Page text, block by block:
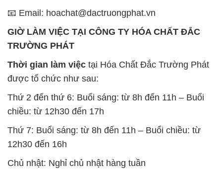
📧 Email: hoachat@dactruongphat.vn
GIỜ LÀM VIỆC TẠI CÔNG TY HÓA CHẤT ĐẮC
TRƯỜNG PHÁT
Thời gian làm việc tại Hóa Chất Đắc Trường Phát
được tổ chức như sau:
Thứ 2 đến thứ 6: Buổi sáng: từ 8h đến 11h – Buổi
chiều: từ 12h30 đến 17h
Thứ 7: Buổi sáng: từ 8h đến 11h – Buổi chiều: từ
12h30 đến 16h
Chủ nhật: Nghỉ chủ nhật hàng tuần